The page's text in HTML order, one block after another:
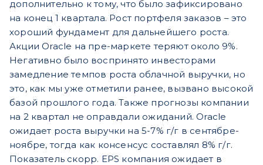
дополнительно к тому, что было зафиксировано
на конец 1 квартала. Рост портфеля заказов – это
хороший фундамент для дальнейшего роста.
Акции Oracle на пре-маркете теряют около 9%.
Негативно было воспринято инвесторами
замедление темпов роста облачной выручки, но
это, как мы уже отметили ранее, вызвано высокой
базой прошлого года. Также прогнозы компании
на 2 квартал не оправдали ожиданий. Oracle
ожидает роста выручки на 5-7% г/г в сентябре-
ноябре, тогда как консенсус составлял 8% г/г.
Показатель скорр. EPS компания ожидает в